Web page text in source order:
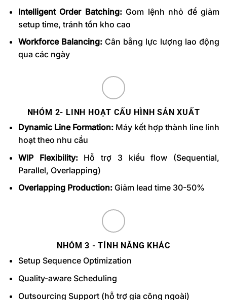
Intelligent Order Batching:Gom lệnh nhỏ để giảm
setup time, tránh tồn kho cao
Workforce Balancing:Cân bằng lực lượng lao động
qua các ngày
NHÓM 2- LINH HOẠT CẤU HÌNH SẢN XUẤT
Dynamic Line Formation:Máy kết hợp thành line linh
hoạt theo nhu cầu
WIP Flexibility:Hỗ trợ 3 kiểu flow (Sequential,
Parallel, Overlapping)
Overlapping Production:Giảm lead time 30-50%
NHÓM 3 - TÍNH NĂNG KHÁC
Setup Sequence Optimization
Quality-aware Scheduling
Outsourcing Support (hỗ trợ gia công ngoài)